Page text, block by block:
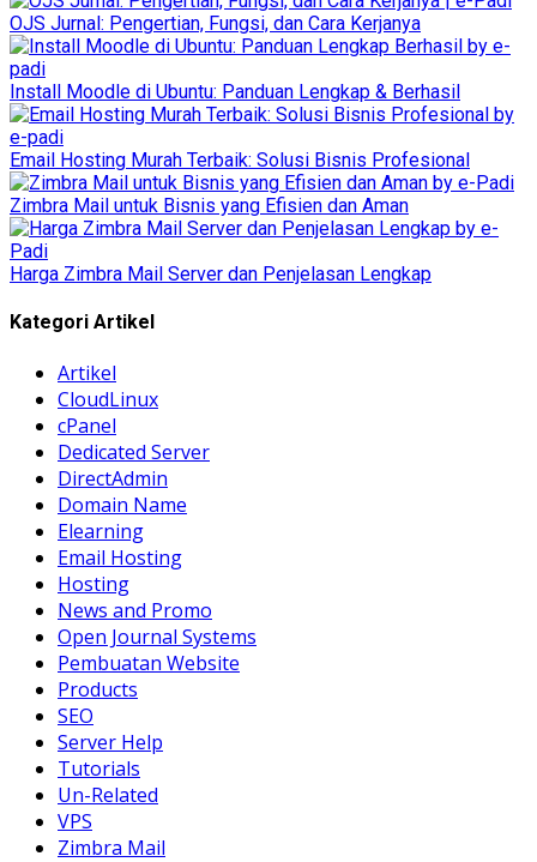
OJS Jurnal: Pengertian, Fungsi, dan Cara Kerjanya
Install Moodle di Ubuntu: Panduan Lengkap & Berhasil
Email Hosting Murah Terbaik: Solusi Bisnis Profesional
Zimbra Mail untuk Bisnis yang Efisien dan Aman
Harga Zimbra Mail Server dan Penjelasan Lengkap
Kategori Artikel
Artikel
CloudLinux
cPanel
Dedicated Server
DirectAdmin
Domain Name
Elearning
Email Hosting
Hosting
News and Promo
Open Journal Systems
Pembuatan Website
Products
SEO
Server Help
Tutorials
Un-Related
VPS
Zimbra Mail